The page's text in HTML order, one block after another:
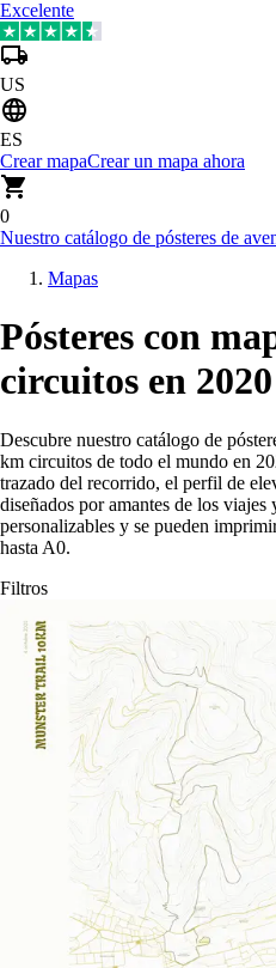
Excelente
US
ES
Crear mapaCrear un mapa ahora
0
Nuestro catálogo de pósteres de
Mapas
Pósteres con
circuitos en 2020
Descubre nuestro catálogo de
km circuitos de todo el mundo en
trazado del recorrido, el perfil de
diseñados por amantes de los
personalizables y se pueden
hasta A0.
Filtros